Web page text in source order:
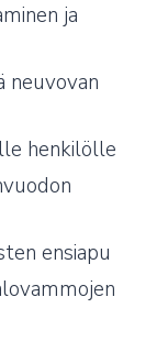
ja
neuvovan
henkilölle
ensiapu